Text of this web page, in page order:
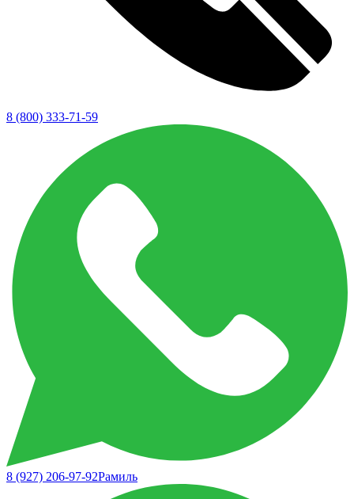
8 (800) 333-71-59
8 (927) 206-97-92Рамиль